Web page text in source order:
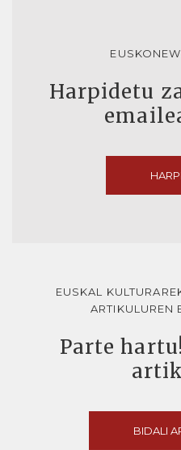
Harpidetu
EUSKAL
ARTIKULUREN
Parte
BIDALI